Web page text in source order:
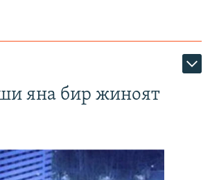
яна бир жиноят